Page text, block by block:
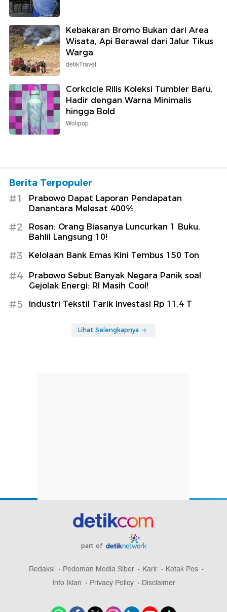
Kebakaran Bromo Bukan dari Area
Wisata, Api Berawal dari Jalur Tikus
Warga
detikTravel
Corkcicle Rilis Koleksi Tumbler Baru,
Hadir dengan Warna Minimalis
hingga Bold
Wolipop
Berita Terpopuler
#1
Prabowo Dapat Laporan Pendapatan
Danantara Melesat 400%
#2
Rosan: Orang Biasanya Luncurkan 1 Buku,
Bahlil Langsung 10!
#3 Kelolaan Bank Emas Kini Tembus 150 Ton
#4
Prabowo Sebut Banyak Negara Panik soal
Gejolak Energi: RI Masih Cool!
#5 Industri Tekstil Tarik Investasi Rp 11,4 T
Lihat Selengkapnya
part of
Redaksi Pedoman Media Siber Karir
Kotak Pos
Info Iklan
Privacy Policy Disclaimer